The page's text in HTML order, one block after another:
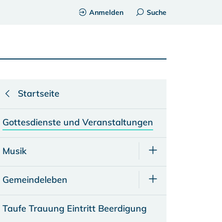
Anmelden Suche
Startseite
Gottesdienste und Veranstaltungen
Musik
Gemeindeleben
Taufe Trauung Eintritt Beerdigung